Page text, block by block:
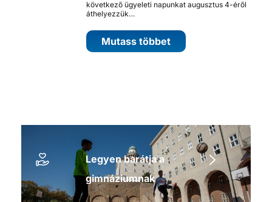
következő ügyeleti napunkat augusztus 4-éről
áthelyezzük…
Mutass többet
Legyen barátja a
gimnáziumnak